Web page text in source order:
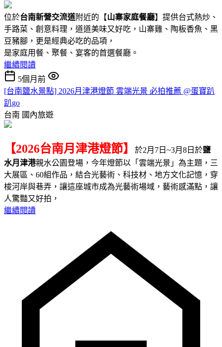
位於台南新營交流道附近的【山寨家庭餐廳】提供台式熱炒、
手路菜、創意料理，道道美味又好吃，山寨雞、陶板香魚、黑
豆豬腳，更是經典必吃的品項，
是家庭用餐、聚餐、宴客的首選餐廳。
繼續閱讀
5個月前
[台南鹽水景點] 2026月津港燈節 雲端光景 必拍推薦 @蛋寶趴
趴go
台南 國內旅遊
【2026台南月津港燈節】 於2月7日~3月8日於鹽
水月津港親水公園登場，今年燈節以「雲端光景」為主題，三
大展區、60組作品，結合光藝術、科技材、地方文化記憶，穿
梭河岸與巷弄，讓這座城市成為光藝術場域，藝術感滿點，讓
人驚豔又好拍，
繼續閱讀